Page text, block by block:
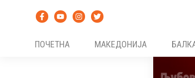
ПОЧЕТНА
МАКЕДОНИЈА